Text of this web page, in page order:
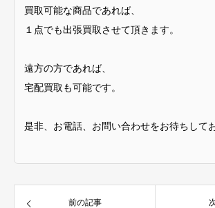
買取可能な商品であれば、
１点でも出張買取させて頂きます。
遠方の方であれば、
宅配買取も可能です。
是非、お電話、お問い合わせをお待ちして
前の記事